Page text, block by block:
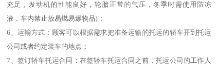
充足，发动机的性能良好，轮胎正常的气压，冬季时需使用防冻
液，车内禁止放易燃易爆物品)；
6、运输方式：顾客可以根据需求把准备运输的托运的轿车开到托运
公司或者约定装车的地点；
7、签订轿车托运合同：在签轿车托运合同之前，托运公司的工作人